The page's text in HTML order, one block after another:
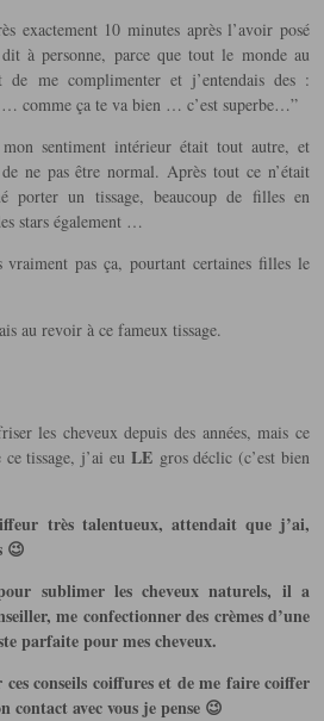
exactement 10 minutes après l’avoir posé
à personne, parce que tout le monde au
de me complimenter et j’entendais des :
… comme ça te va bien … c’est superbe…”
sentiment intérieur était tout autre, et
ne pas être normal. Après tout ce n’était
porter un tissage, beaucoup de filles en
stars également …
vraiment pas ça, pourtant certaines filles le
au revoir à ce fameux tissage.
les cheveux depuis des années, mais ce
tissage, j’ai eu LEgros déclic (c’est bien
très talentueux, attendait que j’ai,
😉
sublimer les cheveux naturels, il a
me confectionner des crèmes d’une
parfaite pour mes cheveux.
ces conseils coiffures et de me faire coiffer
avec vous je pense 😉